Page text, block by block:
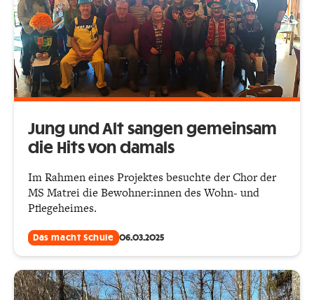
Jung und Alt sangen gemeinsam
die Hits von damals
Im Rahmen eines Projektes besuchte der Chor der
MS Matrei die Bewohner:innen des Wohn- und
Pflegeheimes.
Das macht Schule 06.03.2025